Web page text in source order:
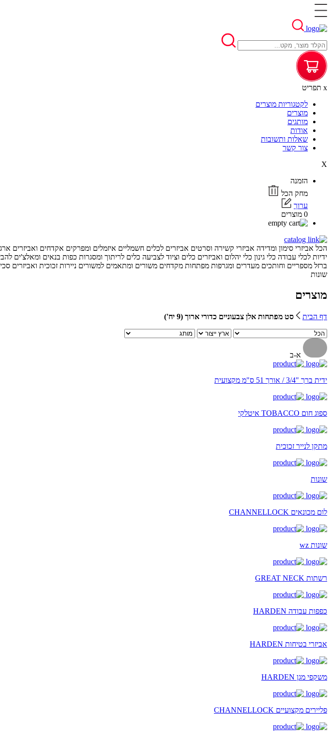
x תפריט
לקטגוריות מוצרים
מוצרים
מותגים
אודות
שאלות ותשובות
צור קשר
X
הזמנה
מחק הכל
ערוך
0 מוצרים
הכל אביזרי סימון ומדידה אביזרי קשירה וסרטים אביזרים לכלים חשמליים איזמלים ומפרקים אקדחים ואביזרים
ידיות לכלי עבודה כלי גינון כלי יהלום ואביזרים כלים וציוד לצביעה כלים לריתוך ומסגרות כפות בנאים ומאלצ'ים
ברזל מספריים וחותכים מעדרים ומגרפות מפתחות מקדחים משורים ומתאמים למשורים ניירות זכוכית ואביזרים
שונות
מוצרים
דף הבית סט מפתחות אלן צבעוניים כדורי ארוך (9 יח')
א-ב
ידית ברך "3/4 / אורך 51 ס"מ מקצועית
ספוג חום TOBACCO איטלקי
מתקן לנייר זכוכית
שונות
לום מכונאים CHANNELLOCK
שונות wz
רשתות GREAT NECK
כפפות עבודה HARDEN
אביזרי בטיחות HARDEN
משקפי מגן HARDEN
פליירים מקצועיים CHANNELLOCK